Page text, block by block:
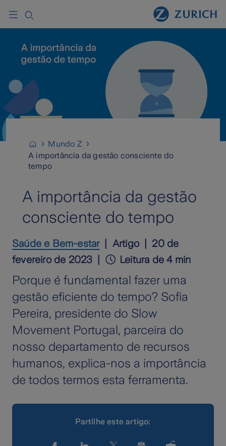
Mundo Z
A importância da gestão consciente do
tempo
A importância da gestão
consciente do tempo
Saúde e Bem-estar Artigo
20 de
fevereiro de 2023
Leitura de 4 min
Porque é fundamental fazer uma
gestão eficiente do tempo? Sofia
Pereira, presidente do Slow
Movement Portugal, parceira do
nosso departamento de recursos
humanos, explica-nos a importância
de todos termos esta ferramenta.
Partilhe este artigo: